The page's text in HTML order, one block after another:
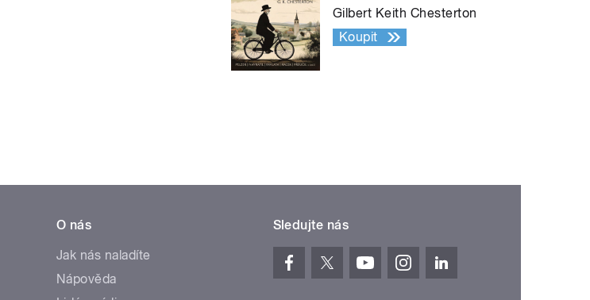
Gilbert Keith Chesterton
Koupit
O nás
Jak nás naladíte
Nápověda
Sledujte nás